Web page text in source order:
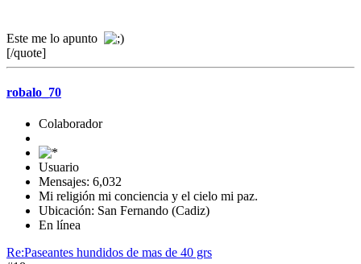
Este me lo apunto
[/quote]
robalo_70
Colaborador
Usuario
Mensajes: 6,032
Mi religión mi conciencia y el cielo mi paz.
Ubicación: San Fernando (Cadiz)
En línea
Re:Paseantes hundidos de mas de 40 grs